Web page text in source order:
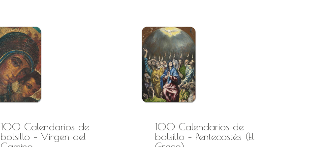
100 Calendarios de
bolsillo – Virgen del
100 Calendarios de
bolsillo – Pentecostés (El